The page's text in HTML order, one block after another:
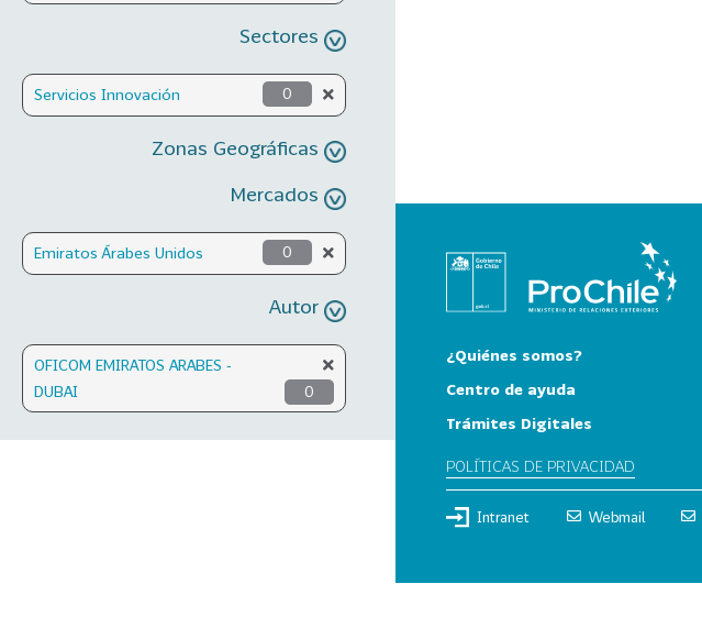
Sectores
Servicios Innovación 0
Zonas Geográficas
Mercados
Emiratos Árabes Unidos 0
Autor
OFICOM EMIRATOS ARABES -
DUBAI
0
¿Quiénes somos?
Centro de ayuda
Trámites Digitales
POLÍTICAS DE PRIVACIDAD
Intranet Webmail